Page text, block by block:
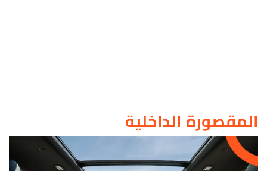
المقصورة الداخلية